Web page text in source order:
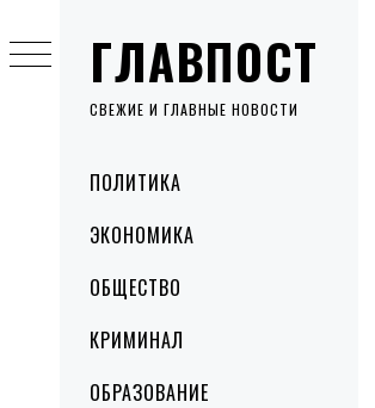
ГЛАВПОСТ
СВЕЖИЕ И ГЛАВНЫЕ НОВОСТИ
MenuПОЛИТИКА
ЭКОНОМИКА
ОБЩЕСТВО
КРИМИНАЛ
ОБРАЗОВАНИЕ
to
content